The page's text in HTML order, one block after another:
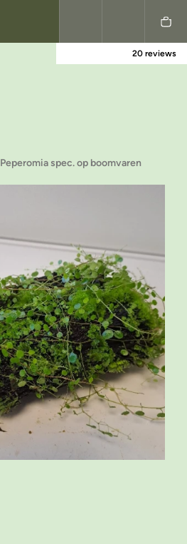
Nederlands
20 reviews
Peperomia spec. op boomvaren